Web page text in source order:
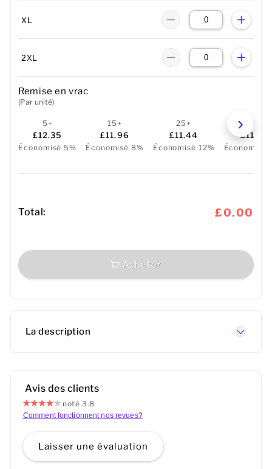
XL
2XL
Remise en vrac
(Par unité)
5+
£12.35
Économisé 5%
15+
£11.96
Économisé 8%
25+
£11.44
Économisé 12%
50+
£11.05
Économisé
Total: £0.00
Acheter
La description
Avis des clients
noté 3.8
Comment fonctionnent nos revues?
Laisser une évaluation